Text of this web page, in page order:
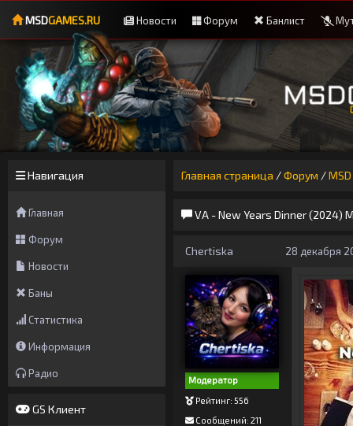
MSDGAMES.RU Новости Форум Банлист
Навигация
Главная
Форум
Новости
Баны
Статистика
Информация
Радио
GS Клиент
Главная страница /Форум /MSD
VA - New Years Dinner (2024)
Chertiska 28 декабря
Модератор
Рейтинг: 556
Сообщений: 211